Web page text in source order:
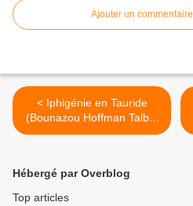
Ajouter un commentaire
< Iphigénie en Tauride
(Bounazou Hoffman Talbot
Langrée Mouawad) Opéra
Hébergé par Overblog
Top articles